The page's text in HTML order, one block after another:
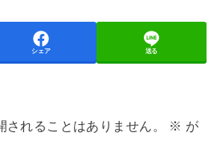
シェア 送る
されることはありません。 ※ が